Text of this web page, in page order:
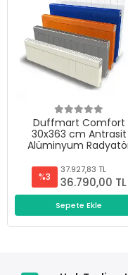
Duffmart Comfort
30x363 cm Antrasit
Alüminyum
%3
37.927,83 TL
36.790,00 TL
Sepete Ekle